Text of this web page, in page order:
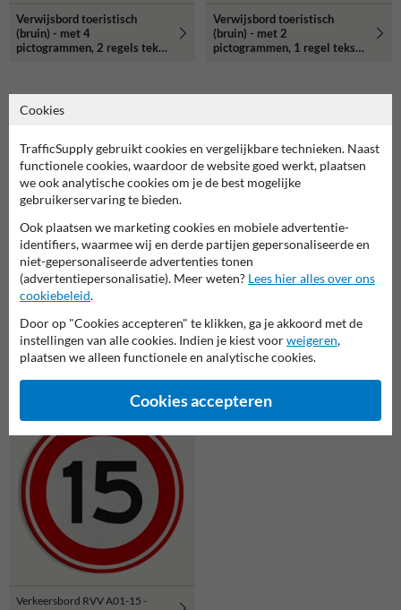
Verwijsbord toeristisch
(bruin) - met 4
pictogrammen, 2 regels tekst
Verwijsbord toeristisch
(bruin) - met 2
pictogrammen, 1 regel tekst
Gerelateerde producten
Verkeersbord RVV C02 -
Eenrichtingsweg, in deze
Verkeersbord RVV B06 -
Voorrangskruising, verleen
Verkeersbord RVV A01-15 -
Cookies
TrafficSupply gebruikt cookies en vergelijkbare technieken. Naast
functionele cookies, waardoor de website goed werkt, plaatsen
we ook analytische cookies om je de best mogelijke
gebruikerservaring te bieden.
Ook plaatsen we marketing cookies en mobiele advertentie-
identifiers, waarmee wij en derde partijen gepersonaliseerde en
niet-gepersonaliseerde advertenties tonen
(advertentiepersonalisatie). Meer weten? Lees hier alles over ons
cookiebeleid.
Door op "Cookies accepteren" te klikken, ga je akkoord met de
instellingen van alle cookies. Indien je kiest voorweigeren,
plaatsen we alleen functionele en analytische cookies.
Cookies accepteren